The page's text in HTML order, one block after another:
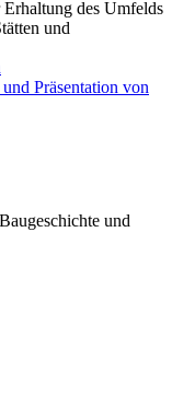
des Umfelds
und
Präsentation von
und